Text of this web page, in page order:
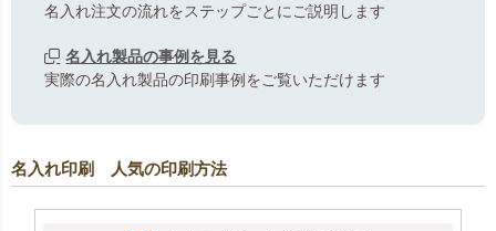
名入れ注文の流れをステップごとにご説明します
名入れ製品の事例を見る
実際の名入れ製品の印刷事例をご覧いただけます
名入れ印刷 人気の印刷方法